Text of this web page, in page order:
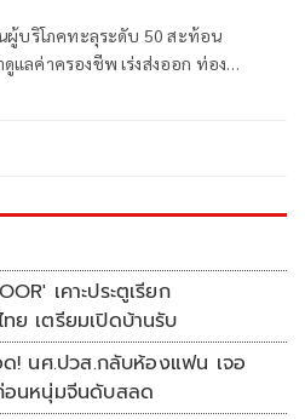
ผู้บริโภคทะลุระดับ 50 สะท้อน
ลค่าครองชีพ เร่งส่งออก ท่อง
เคาะประตูเรียก
ทย เตรียมเปิดบ้านรับ
ด! นศ.ปวส.กลับห้องแฟน เจอ
นหนุ่มจีนดับสลด